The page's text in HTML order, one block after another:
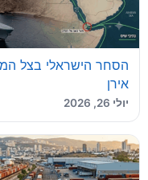
הסחר הישראלי בצל
אירן
יולי 26, 2026